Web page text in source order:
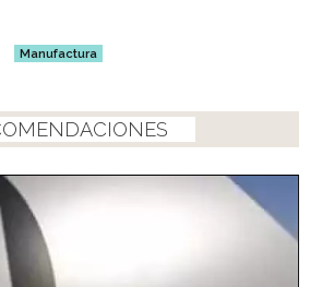
Manufactura